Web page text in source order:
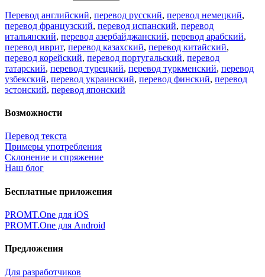
Перевод английский, перевод русский, перевод немецкий,
перевод французский, перевод испанский, перевод
итальянский, перевод азербайджанский, перевод арабский,
перевод иврит, перевод казахский, перевод китайский,
перевод корейский, перевод португальский, перевод
татарский, перевод турецкий, перевод туркменский, перевод
узбекский, перевод украинский, перевод финский, перевод
эстонский, перевод японский
Возможности
Перевод текста
Примеры употребления
Склонение и спряжение
Наш блог
Бесплатные приложения
PROMT.One для iOS
PROMT.One для Android
Предложения
Для разработчиков